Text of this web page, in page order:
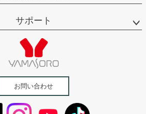
お問い合わせ
サポート